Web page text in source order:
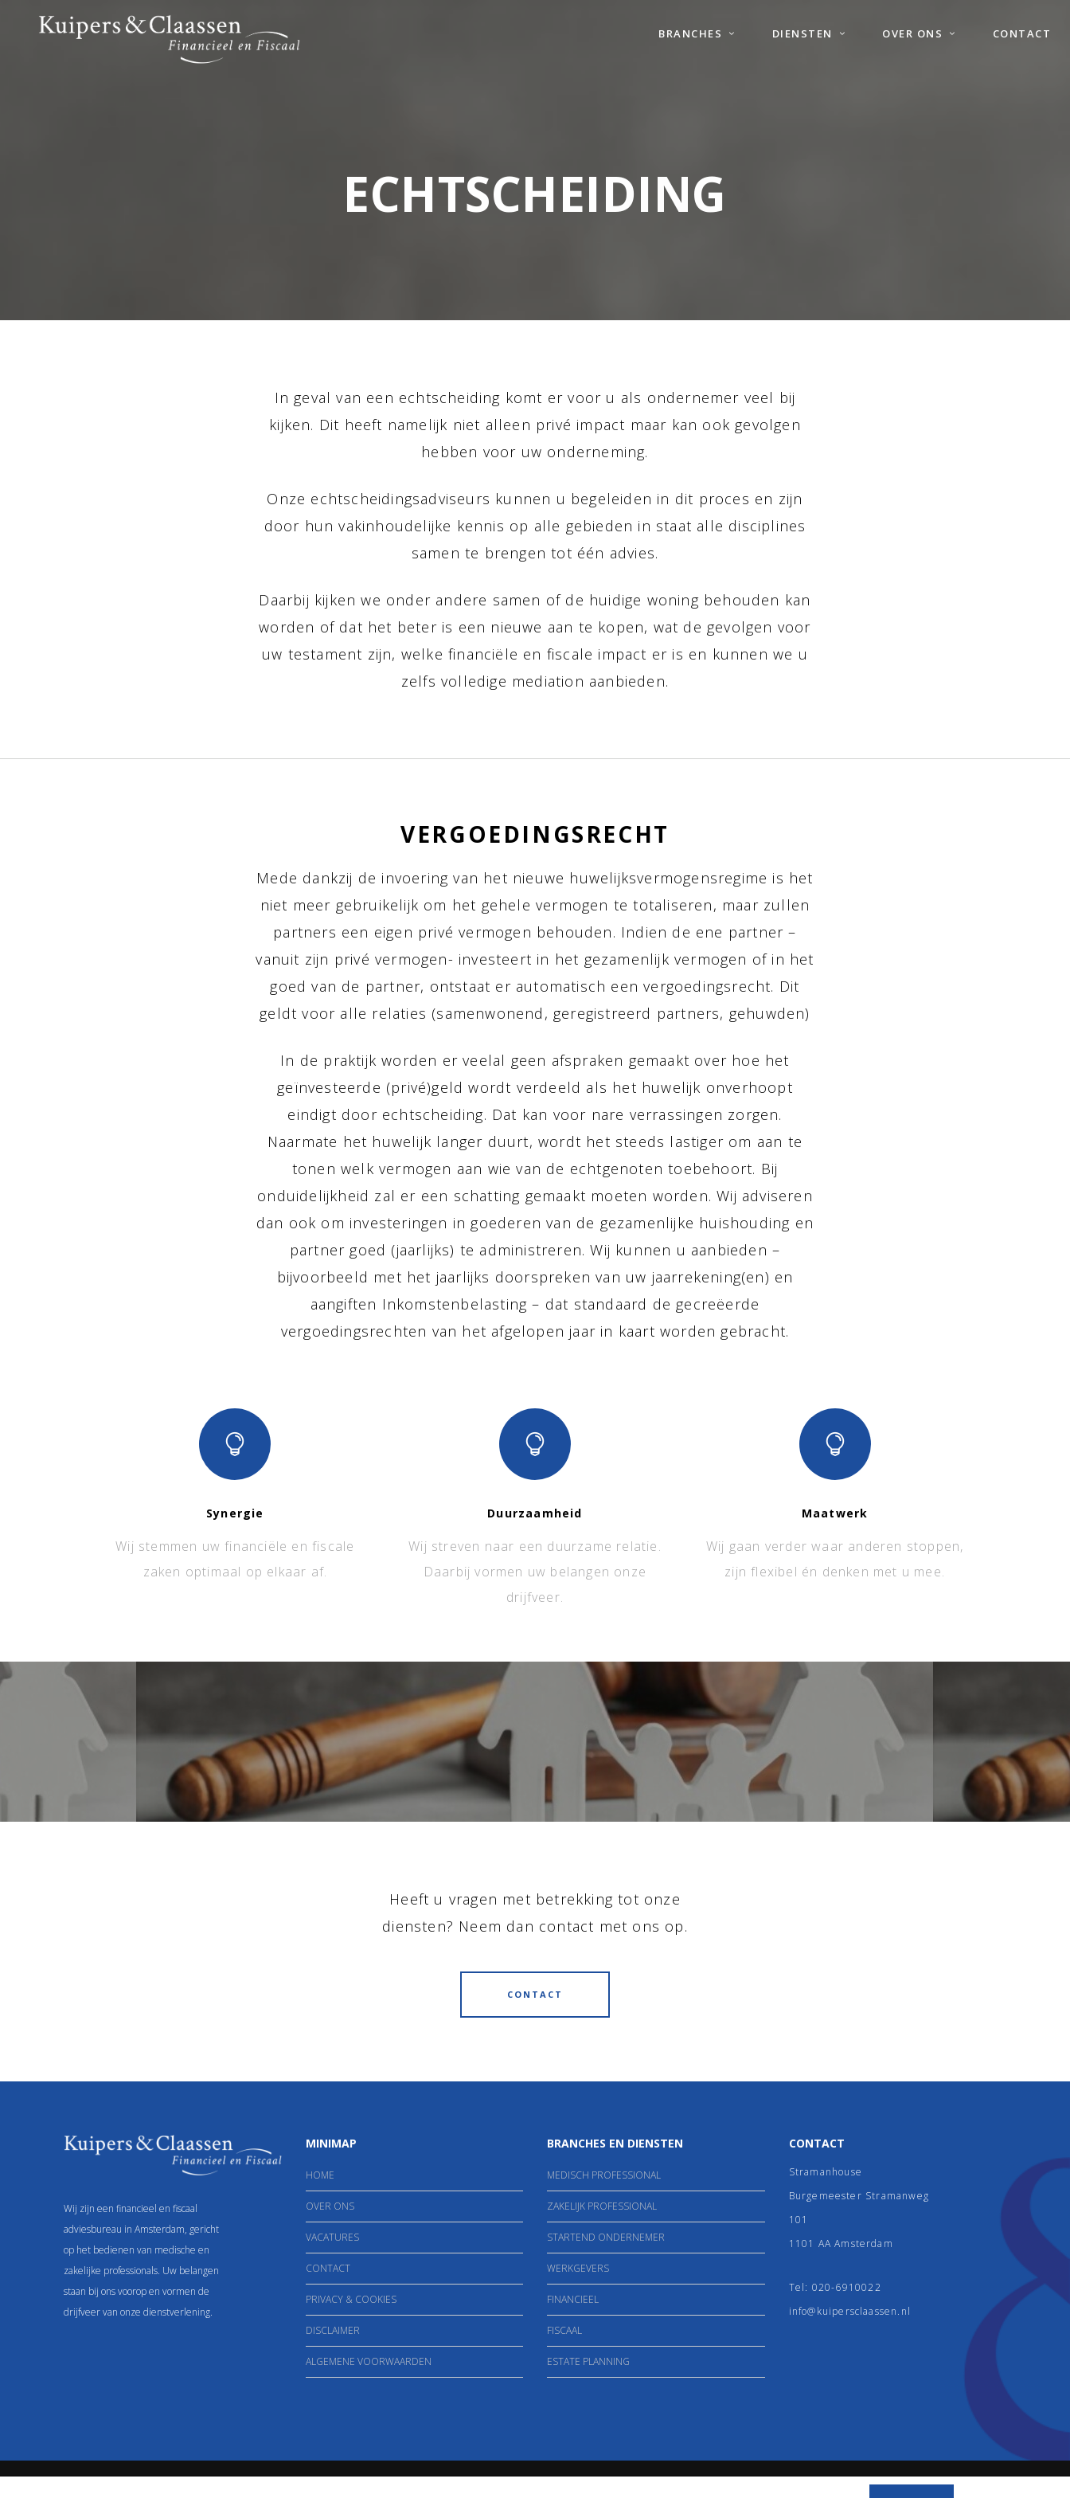
BRANCHES DIENSTEN OVER ONS CONTACT
ECHTSCHEIDING
In geval van een echtscheiding komt er voor u als ondernemer veel bij
kijken. Dit heeft namelijk niet alleen privé impact maar kan ook gevolgen
hebben voor uw onderneming.
Onze echtscheidingsadviseurs kunnen u begeleiden in dit proces en zijn
door hun vakinhoudelijke kennis op alle gebieden in staat alle disciplines
samen te brengen tot één advies.
Daarbij kijken we onder andere samen of de huidige woning behouden kan
worden of dat het beter is een nieuwe aan te kopen, wat de gevolgen voor
uw testament zijn, welke financiële en fiscale impact er is en kunnen we u
zelfs volledige mediation aanbieden.
VERGOEDINGSRECHT
Mede dankzij de invoering van het nieuwe huwelijksvermogensregime is het
niet meer gebruikelijk om het gehele vermogen te totaliseren, maar zullen
partners een eigen privé vermogen behouden. Indien de ene partner –
vanuit zijn privé vermogen- investeert in het gezamenlijk vermogen of in het
goed van de partner, ontstaat er automatisch een vergoedingsrecht. Dit
geldt voor alle relaties (samenwonend, geregistreerd partners, gehuwden)
In de praktijk worden er veelal geen afspraken gemaakt over hoe het
geïnvesteerde (privé)geld wordt verdeeld als het huwelijk onverhoopt
eindigt door echtscheiding. Dat kan voor nare verrassingen zorgen.
Naarmate het huwelijk langer duurt, wordt het steeds lastiger om aan te
tonen welk vermogen aan wie van de echtgenoten toebehoort. Bij
onduidelijkheid zal er een schatting gemaakt moeten worden. Wij adviseren
dan ook om investeringen in goederen van de gezamenlijke huishouding en
partner goed (jaarlijks) te administreren. Wij kunnen u aanbieden –
bijvoorbeeld met het jaarlijks doorspreken van uw jaarrekening(en) en
aangiften Inkomstenbelasting – dat standaard de gecreëerde
vergoedingsrechten van het afgelopen jaar in kaart worden gebracht.
Synergie
Wij stemmen uw financiële en fiscale
zaken optimaal op elkaar af.
Duurzaamheid
Wij streven naar een duurzame relatie.
Daarbij vormen uw belangen onze
drijfveer.
Maatwerk
Wij gaan verder waar anderen stoppen,
zijn flexibel én denken met u mee.
Heeft u vragen met betrekking tot onze
diensten? Neem dan contact met ons op.
CONTACT
Wij zijn een financieel en fiscaal
adviesbureau in Amsterdam, gericht
op het bedienen van medische en
zakelijke professionals. Uw belangen
staan bij ons voorop en vormen de
drijfveer van onze dienstverlening.
MINIMAP
HOME
OVER ONS
VACATURES
CONTACT
PRIVACY & COOKIES
DISCLAIMER
ALGEMENE VOORWAARDEN
BRANCHES EN DIENSTEN
MEDISCH PROFESSIONAL
ZAKELIJK PROFESSIONAL
STARTEND ONDERNEMER
WERKGEVERS
FINANCIEEL
FISCAAL
ESTATE PLANNING
CONTACT
Stramanhouse
Burgemeester Stramanweg
101
1101 AA Amsterdam
Tel: 020-6910022
info@kuipersclaassen.nl